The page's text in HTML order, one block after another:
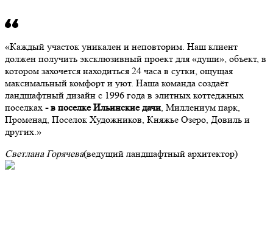
Каждый участок уникален и неповторим. Наш клиент
должен получить эксклюзивный проект для «души», объект, в
котором захочется находиться 24 часа в сутки, ощущая
максимальный комфорт и уют. Наша команда создаёт
ландшафтный дизайн с 1996 года в элитных коттеджных
поселках - в поселке Ильинские дачи, Миллениум парк,
Променад, Поселок Художников, Княжье Озеро, Довиль и
других.
Светлана Горячева(ведущий ландшафтный архитектор)